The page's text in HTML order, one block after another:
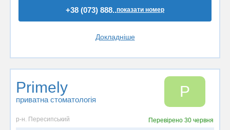
+38 (073) 888..показати номер
Докладніше
Primely
приватна стоматологія P
р-н. Пересипський Перевірено30 червня